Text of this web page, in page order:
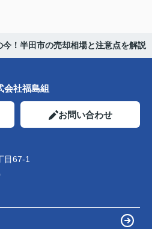
！半田市の売却相場と注意点を解説
会社福島組
お問い合わせ
目67-1